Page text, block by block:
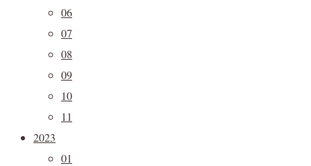
06
07
08
09
10
11
2023
01